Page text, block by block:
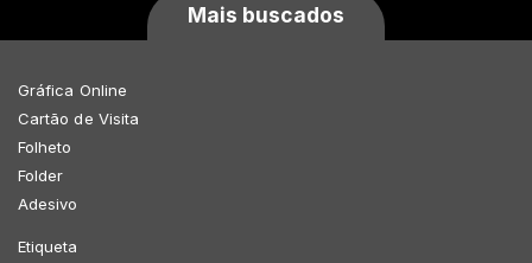
Mais buscados
Gráfica Online
Cartão de Visita
Folheto
Folder
Adesivo
Etiqueta